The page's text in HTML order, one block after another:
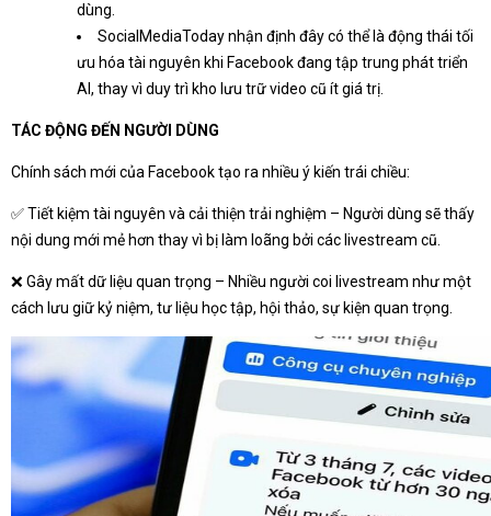
dùng.
SocialMediaToday nhận định đây có thể là động thái tối
ưu hóa tài nguyên khi Facebook đang tập trung phát triển
AI, thay vì duy trì kho lưu trữ video cũ ít giá trị.
TÁC ĐỘNG ĐẾN NGƯỜI DÙNG
Chính sách mới của Facebook tạo ra nhiều ý kiến trái chiều:
✅ Tiết kiệm tài nguyên và cải thiện trải nghiệm – Người dùng sẽ thấy
nội dung mới mẻ hơn thay vì bị làm loãng bởi các livestream cũ.
❌ Gây mất dữ liệu quan trọng – Nhiều người coi livestream như một
cách lưu giữ kỷ niệm, tư liệu học tập, hội thảo, sự kiện quan trọng.